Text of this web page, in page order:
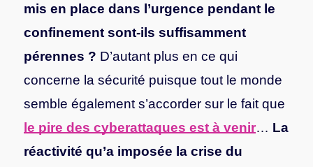
mis en place dans l’urgence pendant le
confinement sont-ils suffisamment
pérennes ? D’autant plus en ce qui
concerne la sécurité puisque tout le monde
semble également s’accorder sur le fait que
le pire des cyberattaques est à venir… La
réactivité qu’a imposée la crise du